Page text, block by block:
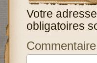
Votre
obligatoires
Commentaire